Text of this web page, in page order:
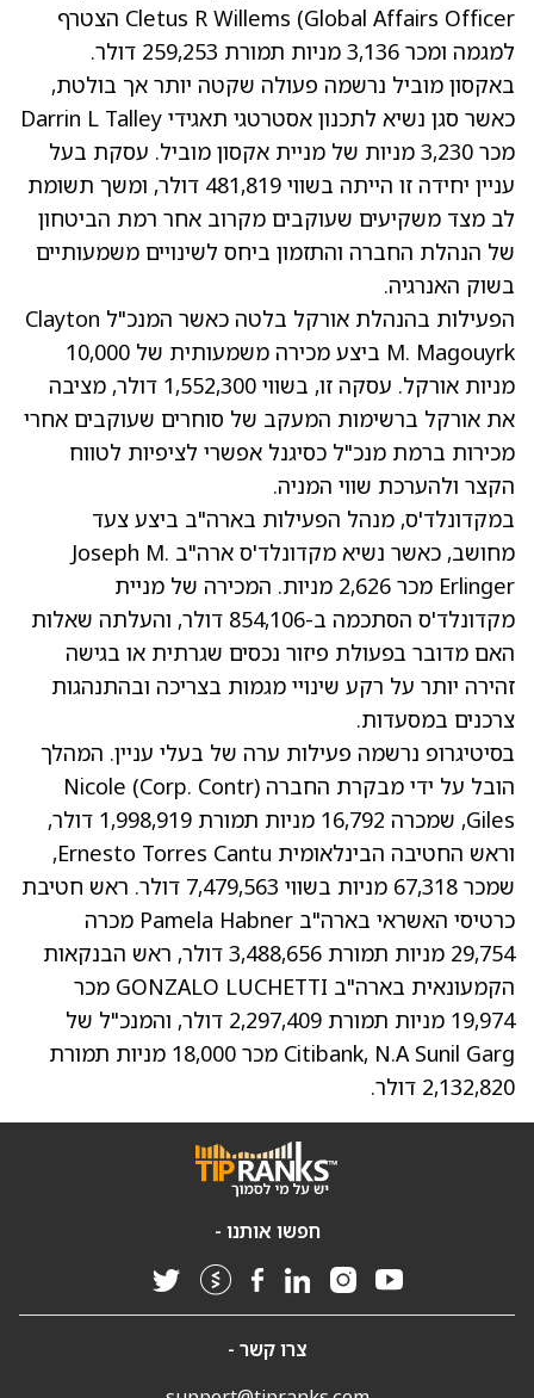
Global Affairs Officer) Cletus R Willems הצטרף
למגמה ומכר 3,136 מניות תמורת 259,253 דולר.
באקסון מוביל נרשמה פעולה שקטה יותר אך בולטת,
כאשר סגן נשיא לתכנון אסטרטגי תאגידי Darrin L Talley
מכר 3,230 מניות של מניית אקסון מוביל. עסקת בעל
עניין יחידה זו הייתה בשווי 481,819 דולר, ומשך תשומת
לב מצד משקיעים שעוקבים מקרוב אחר רמת הביטחון
של הנהלת החברה והתזמון ביחס לשינויים משמעותיים
בשוק האנרגיה.
הפעילות בהנהלת אורקל בלטה כאשר המנכ"ל Clayton
M. Magouyrk ביצע מכירה משמעותית של 10,000
מניות אורקל. עסקה זו, בשווי 1,552,300 דולר, מציבה
את אורקל ברשימות המעקב של סוחרים שעוקבים אחרי
מכירות ברמת מנכ"ל כסיגנל אפשרי לציפיות לטווח
הקצר ולהערכת שווי המניה.
במקדונלד'ס, מנהל הפעילות בארה"ב ביצע צעד
מחושב, כאשר נשיא מקדונלד'ס ארה"ב Joseph M.
Erlinger מכר 2,626 מניות. המכירה של מניית
מקדונלד'ס הסתכמה ב-854,106 דולר, והעלתה שאלות
האם מדובר בפעולת פיזור נכסים שגרתית או בגישה
זהירה יותר על רקע שינויי מגמות בצריכה ובהתנהגות
צרכנים במסעדות.
בסיטיגרופ נרשמה פעילות ערה של בעלי עניין. המהלך
הובל על ידי מבקרת החברה (Corp. Contr) Nicole
Giles, שמכרה 16,792 מניות תמורת 1,998,919 דולר,
וראש החטיבה הבינלאומית Ernesto Torres Cantu,
שמכר 67,318 מניות בשווי 7,479,563 דולר. ראש חטיבת
כרטיסי האשראי בארה"ב Pamela Habner מכרה
29,754 מניות תמורת 3,488,656 דולר, ראש הבנקאות
הקמעונאית בארה"ב GONZALO LUCHETTI מכר
19,974 מניות תמורת 2,297,409 דולר, והמנכ"ל של
Citibank, N.A Sunil Garg מכר 18,000 מניות תמורת
2,132,820 דולר.
חפשו אותנו -
צרו קשר -